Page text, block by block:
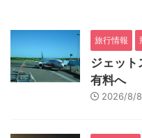
旅行情報
ジェット
有料へ
2026/8/8